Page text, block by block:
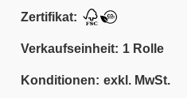
Zertifikat:
Verkaufseinheit: 1 Rolle
Konditionen: exkl. MwSt.